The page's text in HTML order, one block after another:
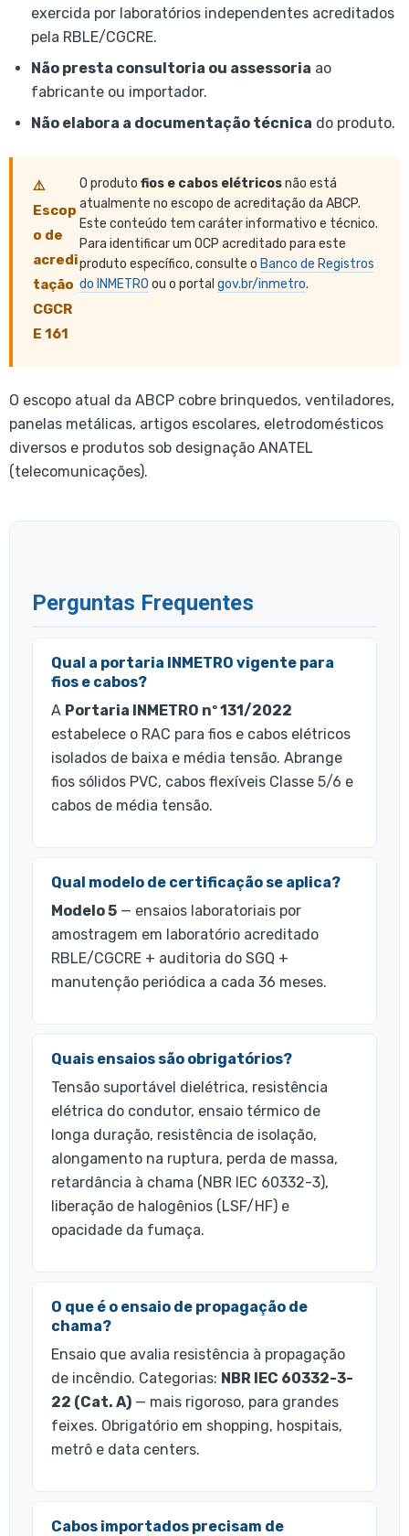
exercida por laboratórios independentes acreditados
pela RBLE/CGCRE.
Não presta consultoria ou assessoria ao
fabricante ou importador.
Não elabora a documentação técnica do produto.
⚠️
Escop
o de
acredi
tação
CGCR
E 161
O produtofios e cabos elétricosnão está
atualmente no escopo de acreditação da ABCP.
Este conteúdo tem caráter informativo e técnico.
Para identificar um OCP acreditado para este
produto específico, consulte o Banco de Registros
do INMETRO ou o portalgov.br/inmetro.
O escopo atual da ABCP cobre brinquedos, ventiladores,
panelas metálicas, artigos escolares, eletrodomésticos
diversos e produtos sob designação ANATEL
(telecomunicações).
Perguntas Frequentes
Qual a portaria INMETRO vigente para
fios e cabos?
A Portaria INMETRO nº 131/2022
estabelece o RAC para fios e cabos elétricos
isolados de baixa e média tensão. Abrange
fios sólidos PVC, cabos flexíveis Classe 5/6 e
cabos de média tensão.
Qual modelo de certificação se aplica?
Modelo 5 — ensaios laboratoriais por
amostragem em laboratório acreditado
RBLE/CGCRE + auditoria do SGQ +
manutenção periódica a cada 36 meses.
Quais ensaios são obrigatórios?
Tensão suportável dielétrica, resistência
elétrica do condutor, ensaio térmico de
longa duração, resistência de isolação,
alongamento na ruptura, perda de massa,
retardância à chama (NBR IEC 60332-3),
liberação de halogênios (LSF/HF) e
opacidade da fumaça.
O que é o ensaio de propagação de
chama?
Ensaio que avalia resistência à propagação
de incêndio. Categorias: NBR IEC 60332-3-
22 (Cat. A) — mais rigoroso, para grandes
feixes. Obrigatório em shopping, hospitais,
metrô e data centers.
Cabos importados precisam de